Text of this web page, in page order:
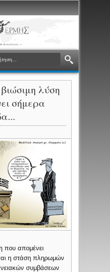
λύση
σήμερα
που απομένει
η στάση πληρωμών
συμβάσεων